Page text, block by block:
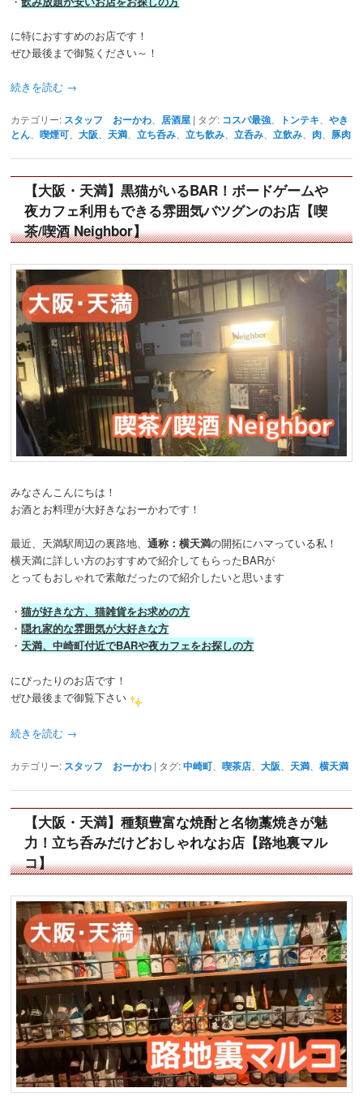
に特におすすめのお店です！
ぜひ最後まで御覧ください～！
続きを読む →
カテゴリー: スタッフ おーかわ 居酒屋 | タグ: コスパ最強 トンテキ 、やき
とん 、喫煙可 、大阪 天満 、立ち呑み 、立ち飲み 、立呑み 、立飲み 肉 豚肉
【大阪・天満】黒猫がいるBAR！ボードゲームや
夜カフェ利用もできる雰囲気バツグンのお店【喫
茶/喫酒 Neighbor】
みなさんこんにちは！
お酒とお料理が大好きなおーかわです！
最近、天満駅周辺の裏路地、通称：横天満の開拓にハマっている私！
横天満に詳しい方のおすすめで紹介してもらったBARが
とってもおしゃれで素敵だったので紹介したいと思います
・猫が好きな方、猫雑貨をお求めの方
・隠れ家的な雰囲気が大好きな方
・ 天満、中崎町付近でBARや夜カフェをお探しの方
にぴったりのお店です！
ぜひ最後まで御覧下さい
続きを読む →
カテゴリー: スタッフ おーかわ | タグ: 中崎町、喫茶店 、大阪 天満 、横天満
【大阪・天満】種類豊富な焼酎と名物藁焼きが魅
力！立ち呑みだけどおしゃれなお店【路地裏マル
コ】